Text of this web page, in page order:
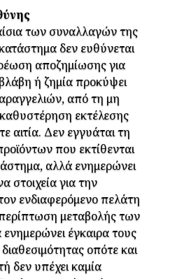
των συναλλαγών της
δεν ευθύνεται
αποζημίωσης για
ή ζημία προκύψει
από τη μη
εκτέλεσης
αιτία. Δεν εγγυάται τη
που εκτίθενται
αλλά ενημερώνει
στοιχεία για την
ενδιαφερόμενο πελάτη
μεταβολής των
έγκαιρα τους
οπότε και
δεν υπέχει καμία